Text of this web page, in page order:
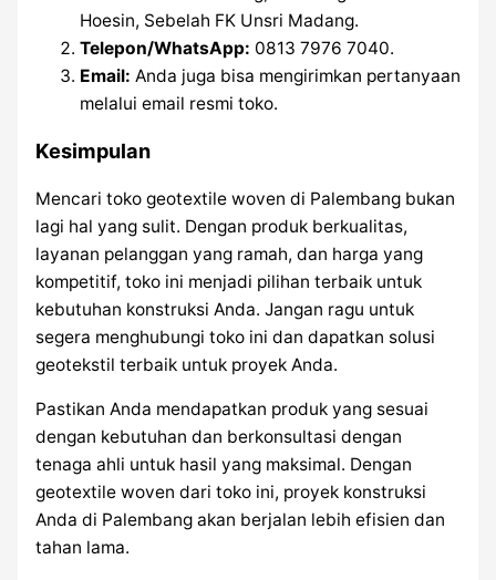
Hoesin, Sebelah FK Unsri Madang.
Telepon/WhatsApp: 0813 7976 7040.
Email: Anda juga bisa mengirimkan pertanyaan
melalui email resmi toko.
Kesimpulan
Mencari toko geotextile woven di Palembang bukan
lagi hal yang sulit. Dengan produk berkualitas,
layanan pelanggan yang ramah, dan harga yang
kompetitif, toko ini menjadi pilihan terbaik untuk
kebutuhan konstruksi Anda. Jangan ragu untuk
segera menghubungi toko ini dan dapatkan solusi
geotekstil terbaik untuk proyek Anda.
Pastikan Anda mendapatkan produk yang sesuai
dengan kebutuhan dan berkonsultasi dengan
tenaga ahli untuk hasil yang maksimal. Dengan
geotextile woven dari toko ini, proyek konstruksi
Anda di Palembang akan berjalan lebih efisien dan
tahan lama.